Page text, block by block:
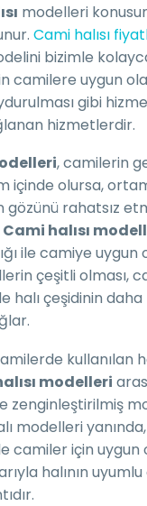
modelleri
Cami halısı
bizimle
camilere uygun
gibi
hizmetlerdir.
, camilerin
içinde olursa,
gözünü rahatsız
Cami halısı
ile camiye
çeşitli olması,
halı çeşidinin
kullanılan
modelleri
zenginleştirilmiş
modelleri
camiler için uygun
halının uyumlu